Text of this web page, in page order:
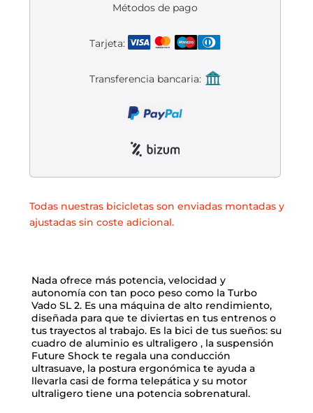
Métodos de pago
Tarjeta:
Transferencia bancaria:
Todas nuestras bicicletas son enviadas montadas y
ajustadas sin coste adicional.
Nada ofrece más potencia, velocidad y
autonomía con tan poco peso como la Turbo
Vado SL 2. Es una máquina de alto rendimiento,
diseñada para que te diviertas en tus entrenos o
tus trayectos al trabajo. Es la bici de tus sueños: su
cuadro de aluminio es ultraligero , la suspensión
Future Shock te regala una conducción
ultrasuave, la postura ergonómica te ayuda a
llevarla casi de forma telepática y su motor
ultraligero tiene una potencia sobrenatural.